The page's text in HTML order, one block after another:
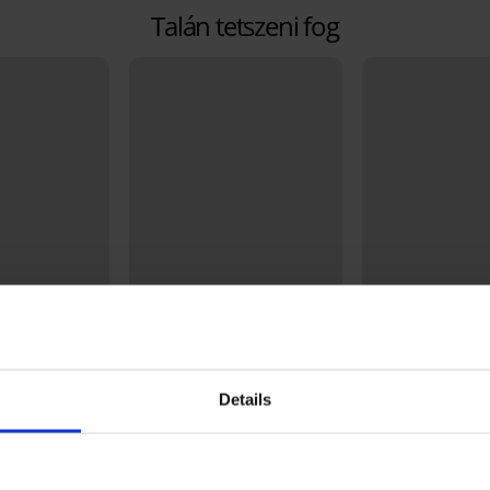
Details
Talán tetszeni fog
alakformáló
DIVA by IVA bélés nélküli
Themis Lace